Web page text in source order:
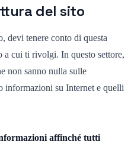
del sito
devi tenere conto di questa
a cui ti rivolgi. In questo settore,
non sanno nulla sulle
informazioni su Internet e quelli
affinché tutti